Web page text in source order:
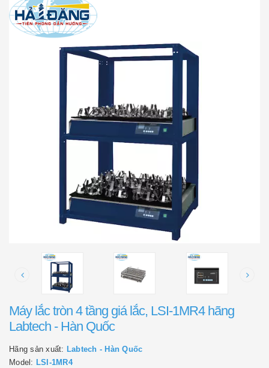
Máy lắc tròn 4 tầng giá lắc, LSI-1MR4 hãng
Labtech - Hàn Quốc
Hãng sản xuất: Labtech - Hàn Quốc
Model: LSI-1MR4